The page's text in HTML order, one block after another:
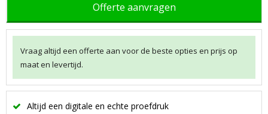
Offerte aanvragen
Vraag altijd een offerte aan voor de beste opties en prijs op
maat en levertijd.
Altijd een digitale en echte proefdruk